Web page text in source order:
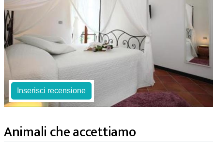
Inserisci recensione
Animali che accettiamo